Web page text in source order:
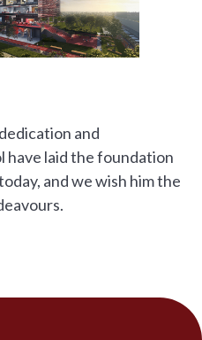
and
have laid the foundation
and we wish him the